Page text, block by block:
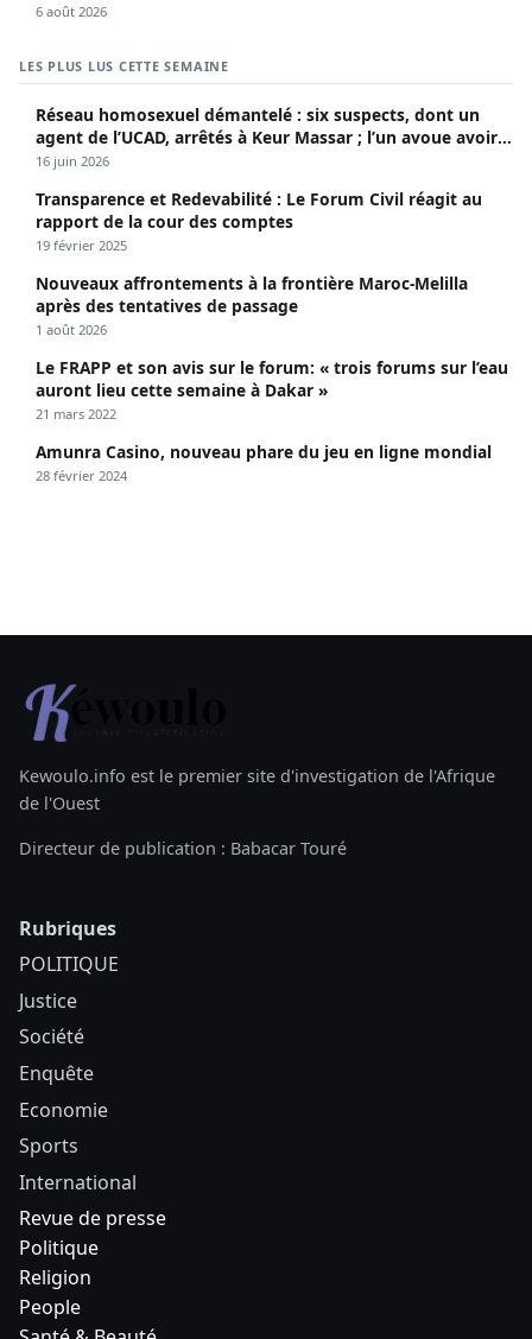
6 août 2026
LES PLUS LUS CETTE SEMAINE
Réseau homosexuel démantelé : six suspects, dont un
agent de l’UCAD, arrêtés à Keur Massar ; l’un avoue avoir
propagé le VIH depuis 2018
16 juin 2026
Transparence et Redevabilité : Le Forum Civil réagit au
rapport de la cour des comptes
19 février 2025
Nouveaux affrontements à la frontière Maroc-Melilla
après des tentatives de passage
1 août 2026
Le FRAPP et son avis sur le forum: « trois forums sur l’eau
auront lieu cette semaine à Dakar »
21 mars 2022
Amunra Casino, nouveau phare du jeu en ligne mondial
28 février 2024
Kewoulo.info est le premier site d'investigation de l'Afrique
de l'Ouest
Directeur de publication : Babacar Touré
Rubriques
POLITIQUE
Justice
Société
Enquête
Economie
Sports
International
Revue de presse
Politique
Religion
People